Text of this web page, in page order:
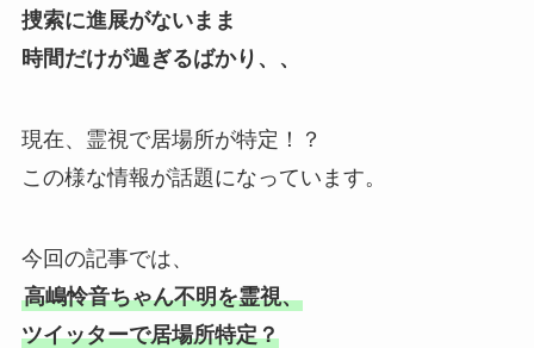
捜索に進展がないまま
時間だけが過ぎるばかり、、
現在、霊視で居場所が特定！？
この様な情報が話題になっています。
今回の記事では、
高嶋怜音ちゃん不明を霊視、
ツイッターで居場所特定？